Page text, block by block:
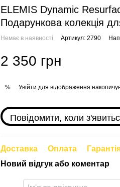
ELEMIS Dynamic
Подарункова колекція
Немає в наявності Артикул: 2790
2 350 грн
% Увійти для відображення
Повідомити, коли
Доставка Оплата
Новий відгук або коментар